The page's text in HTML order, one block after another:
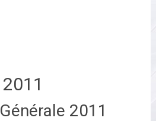
2011
2011